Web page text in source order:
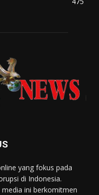
yang fokus pada
di Indonesia.
ini berkomitmen